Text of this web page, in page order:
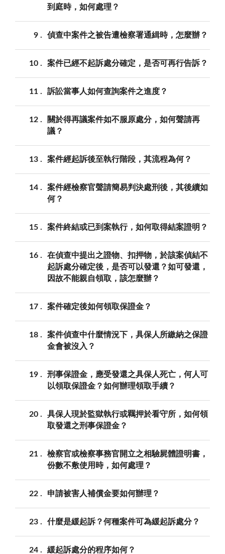
到庭時，如何處理？
9 偵查中案件之被告遭檢察署通緝時，怎麼辦？
10 案件已經不起訴處分確定，是否可再行告訴？
11 訴訟當事人如何查詢案件之進度？
12
關於得再議案件如不服原處分，如何聲請再
議？
13 案件經起訴後至執行階段，其流程為何？
14
案件經檢察官聲請簡易判決處刑後，其後續如
何？
15 案件終結或已到案執行，如何取得結案證明？
16
在偵查中提出之證物、扣押物，於該案偵結不
起訴處分確定後，是否可以發還？如可發還，
因故不能親自領取，該怎麼辦？
17 案件確定後如何領取保證金？
18
案件偵查中什麼情況下，具保人所繳納之保證
金會被沒入？
19
刑事保證金，應受發還之具保人死亡，何人可
以領取保證金？如何辦理領取手續？
20
具保人現於監獄執行或羈押於看守所，如何領
取發還之刑事保證金？
21
檢察官或檢察事務官開立之相驗屍體證明書，
份數不敷使用時，如何處理？
22 申請被害人補償金要如何辦理？
23 什麼是緩起訴？何種案件可為緩起訴處分？
24 緩起訴處分的程序如何？